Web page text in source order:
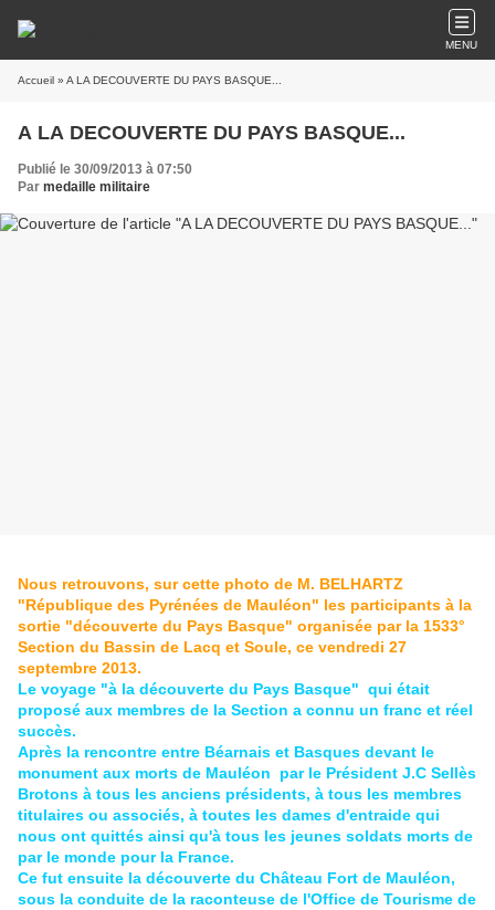
MENU
Accueil » A LA DECOUVERTE DU PAYS BASQUE...
A LA DECOUVERTE DU PAYS BASQUE...
Publié le 30/09/2013 à 07:50
Par medaille militaire
Nous retrouvons, sur cette photo de M. BELHARTZ
"République des Pyrénées de Mauléon" les participants à la
sortie "découverte du Pays Basque" organisée par la 1533°
Section du Bassin de Lacq et Soule, ce vendredi 27
septembre 2013.
Le voyage "à la découverte du Pays Basque" qui était
proposé aux membres de la Section a connu un franc et réel
succès.
Après la rencontre entre Béarnais et Basques devant le
monument aux morts de Mauléon par le Président J.C Sellès
Brotons à tous les anciens présidents, à tous les membres
titulaires ou associés, à toutes les dames d'entraide qui
nous ont quittés ainsi qu'à tous les jeunes soldats morts de
par le monde pour la France.
Ce fut ensuite la découverte du Château Fort de Mauléon,
sous la conduite de la raconteuse de l'Office de Tourisme de